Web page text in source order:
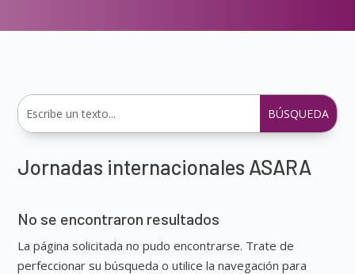
Jornadas internacionales ASARA
No se encontraron resultados
La página solicitada no pudo encontrarse. Trate de
perfeccionar su búsqueda o utilice la navegación para